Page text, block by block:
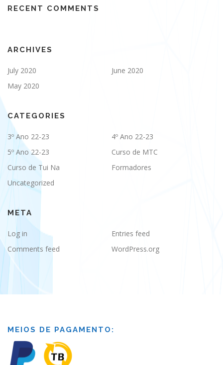
RECENT COMMENTS
ARCHIVES
July 2020
June 2020
May 2020
CATEGORIES
3º Ano 22-23
4º Ano 22-23
5º Ano 22-23
Curso de MTC
Curso de Tui Na
Formadores
Uncategorized
META
Log in
Entries feed
Comments feed
WordPress.org
MEIOS DE PAGAMENTO: